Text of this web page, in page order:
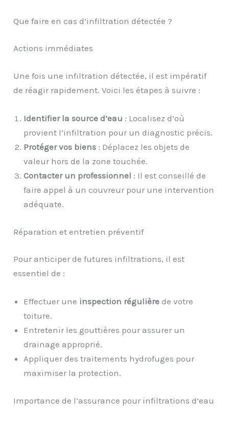
Que faire en cas d’infiltration détectée ?
Actions immédiates
Une fois une infiltration détectée, il est impératif
de réagir rapidement. Voici les étapes à suivre :
Identifier la source d’eau : Localisez d’où
provient l’infiltration pour un diagnostic précis.
Protéger vos biens : Déplacez les objets de
valeur hors de la zone touchée.
Contacter un professionnel : Il est conseillé de
faire appel à un couvreur pour une intervention
adéquate.
Réparation et entretien préventif
Pour anticiper de futures infiltrations, il est
essentiel de :
Effectuer une inspection régulière de votre
toiture.
Entretenir les gouttières pour assurer un
drainage approprié.
Appliquer des traitements hydrofuges pour
maximiser la protection.
Importance de l’assurance pour infiltrations d’eau